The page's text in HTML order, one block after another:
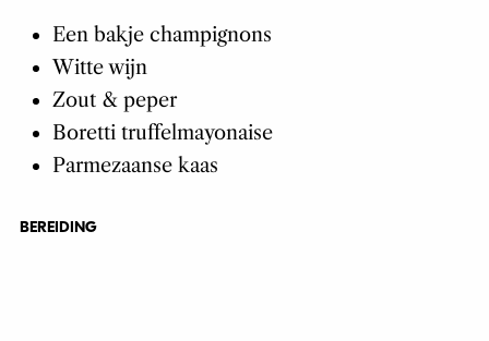
Een bakje champignons
Witte wijn
Zout & peper
Boretti truffelmayonaise
Parmezaanse kaas
BEREIDING